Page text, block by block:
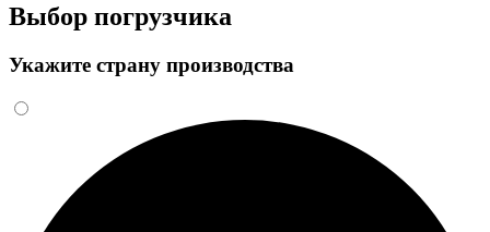
Выбор погрузчика
Укажите страну производства